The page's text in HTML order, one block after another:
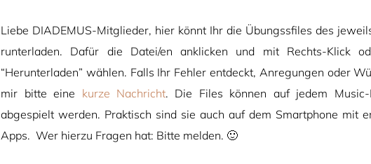
Liebe DIADEMUS-Mitglieder, hier könnt Ihr die Übungssfiles des
runterladen. Dafür die Datei/en anklicken und mit Rechts-Klick
“Herunterladen” wählen. Falls Ihr Fehler entdeckt, Anregungen oder
mir bitte eine kurze Nachricht. Die Files können auf jedem
abgespielt werden. Praktisch sind sie auch auf dem Smartphone mit
Apps. Wer hierzu Fragen hat: Bitte melden. 🙂